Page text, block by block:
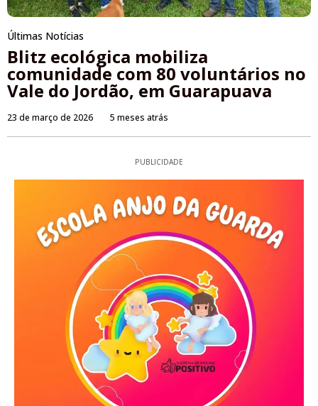
Últimas Notícias
Blitz ecológica mobiliza
comunidade com 80 voluntários no
Vale do Jordão, em Guarapuava
23 de março de 2026 5 meses atrás
PUBLICIDADE